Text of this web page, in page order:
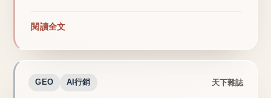
閱讀全文
GEO AI行銷 天下雜誌